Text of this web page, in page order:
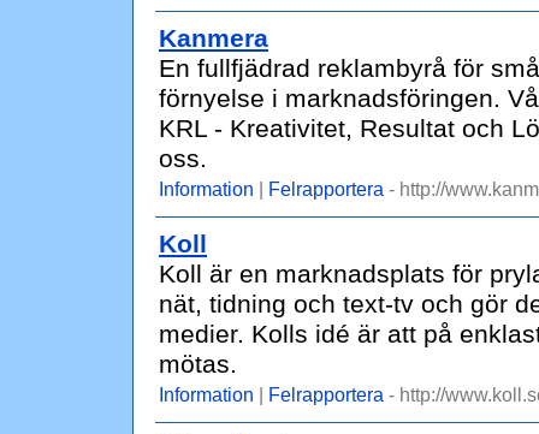
Kanmera
En fullfjädrad reklambyrå för
förnyelse i marknadsföringen.
KRL - Kreativitet, Resultat och
oss.
Information | Felrapportera - http://
Koll
Koll är en marknadsplats för
nät, tidning och text-tv och gör
medier. Kolls idé är att på
mötas.
Information | Felrapportera - http://